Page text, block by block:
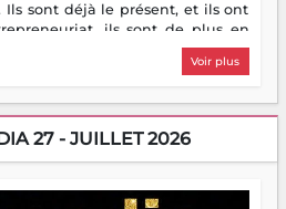
Ils sont déjà le présent, et ils ont
ils sont de plus en
à créer, à risquer — souvent
aide, mais toujours avec cette
En culture, les nouvelles sont
vient de décrocher le
Miangaly Elia rafle le Prix
torche. Alors oui, on pourrait
Voir plus
27 - JUILLET 2026